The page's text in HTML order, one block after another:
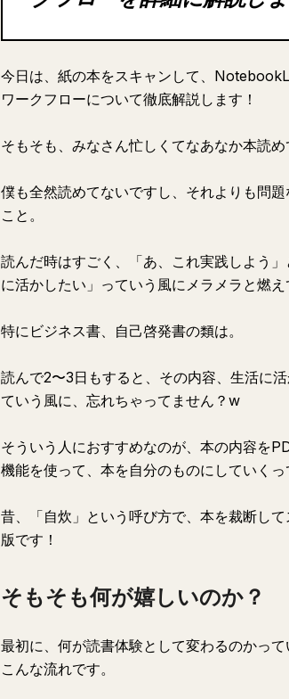
今日は、紙の本をスキャンして、
ワークフローについて徹底解説します！
そもそも、みなさん忙しくてなあなか本読
僕も全然読めてないですし、それよりも問
こと。
読んだ時はすごく、「あ、これ実践しよう
に活かしたい」っていう風にメラメラと燃え
特にビジネス書、自己啓発書の類は。
読んで2〜3日もすると、その内容、生活に
ていう風に、忘れちゃってません？w
そういう人におすすめなのが、本の内容を
機能を使って、本を自分のものにしていくっ
昔、「自炊」という呼び方で、本を裁断し
版です！
そもそも何が嬉しいのか？
最初に、何が読書体験として変わるのかっ
こんな流れです。